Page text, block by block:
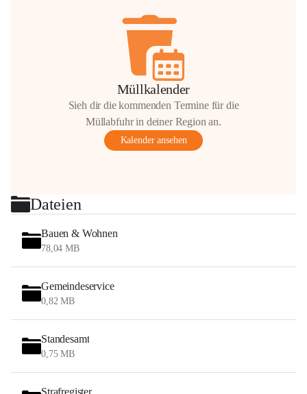
Müllkalender
Sieh dir die kommenden Termine für die
Müllabfuhr in deiner Region an.
Kalender ansehen
Dateien
Bauen & Wohnen
78,04 MB
Gemeindeservice
0,82 MB
Standesamt
0,75 MB
Strafregister